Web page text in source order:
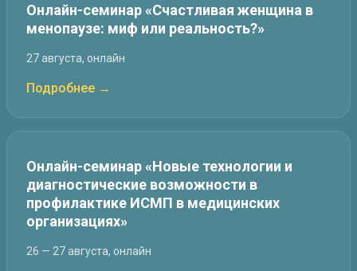
Онлайн-семинар «Счастливая женщина в
менопаузе: миф или реальность?»
27 августа, онлайн
Подробнее →
Онлайн-семинар «Новые технологии и
диагностические возможности в
профилактике ИСМП в медицинских
организациях»
26 — 27 августа, онлайн